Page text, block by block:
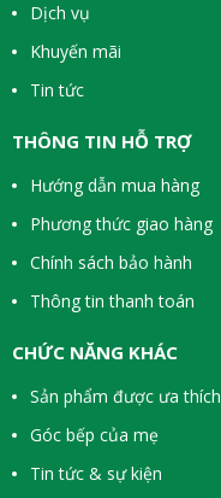
Dịch vụ
Khuyến mãi
Tin tức
THÔNG TIN HỖ TRỢ
Hướng dẫn mua hàng
Phương thức giao hàng
Chính sách bảo hành
Thông tin thanh toán
CHỨC NĂNG KHÁC
Sản phẩm được ưa thích
Góc bếp của mẹ
Tin tức & sự kiện